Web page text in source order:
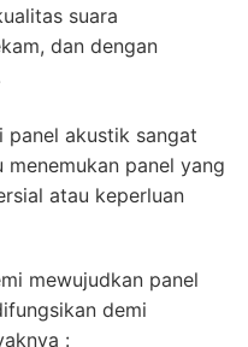
suara
dan dengan
panel akustik sangat
panel yang
atau keperluan
mewujudkan panel
demi
: